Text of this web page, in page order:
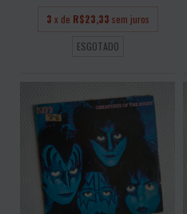
3 x de R$23,33 sem juros
ESGOTADO